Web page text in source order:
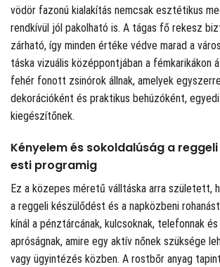
vödör fazonú kialakítás nemcsak esztétikus
rendkívül jól pakolható is. A tágas fő rekesz
zárható, így minden értéke védve marad a
táska vizuális középpontjában a
fehér fonott zsinórok állnak, amelyek
dekorációként és praktikus behúzóként,
kiegészítőnek.
Kényelem és sokoldalúság a
esti programig
Ez a közepes méretű válltáska arra született,
a reggeli készülődést és a napközbeni
kínál a pénztárcának, kulcsoknak, telefonnak és
apróságnak, amire egy aktív nőnek szüksége
vagy ügyintézés közben. A rostbőr anyag